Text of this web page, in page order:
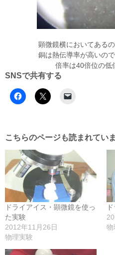
顕微鏡横においてある
銅は熱伝導率が高いの
倍率は40倍位の低
SNSで共有する
こちらのページも読まれてい
ドライアイス・顕微鏡を使っ
た実験
2012年11月26日
物理実験
物